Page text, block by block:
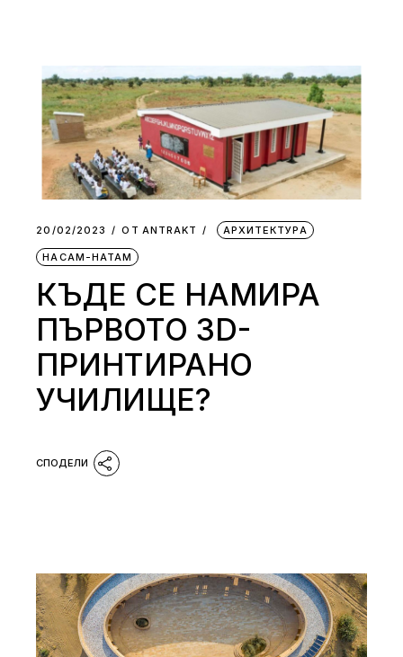
20/02/2023 ОТ АNTRAKT АРХИТЕКТУРА
НАСАМ-НАТАМ
КЪДЕ СЕ НАМИРА
ПЪРВОТО 3D-
ПРИНТИРАНО
УЧИЛИЩЕ?